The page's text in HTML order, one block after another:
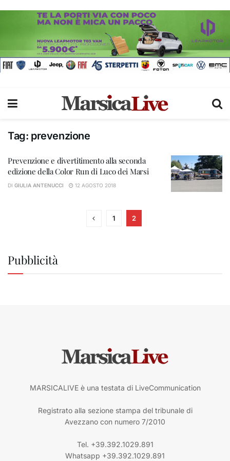
Tag: prevenzione
Prevenzione e divertitimento alla seconda
edizione della Color Run di Luco dei Marsi
DI GIULIA ANTENUCCI 12 AGOSTO 2018
1 2
Pubblicità
MARSICALIVE è una testata di LiveCommunication
Registrato alla sezione stampa del tribunale di
Avezzano con numero 7/2010
Tel. +39.392.1029.891
Whatsapp +39.392.1029.891